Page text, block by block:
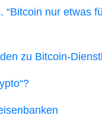
“Bit­co­in nur etwas
zu Bitcoin-